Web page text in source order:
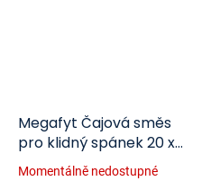
Megafyt Čajová směs
pro klidný spánek 20 x
2,1 g
Momentálně nedostupné